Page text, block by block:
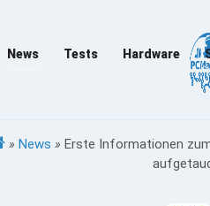
News Tests Hardware
» News » Erste Informationen